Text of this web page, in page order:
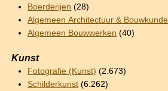
Boerderijen (28)
Algemeen Architectuur & Bouwkunde
Algemeen Bouwwerken (40)
Kunst
Fotografie (Kunst) (2.673)
Schilderkunst (6.262)